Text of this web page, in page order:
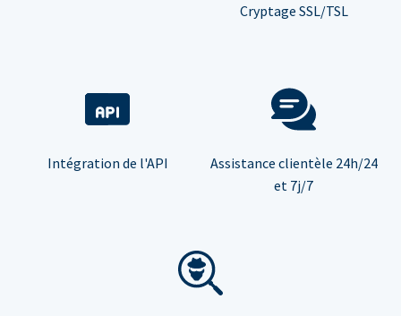
Cryptage SSL/TSL
Intégration de l'API
Assistance clientèle 24h/24
et 7j/7